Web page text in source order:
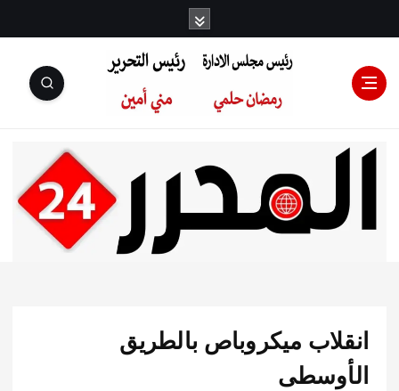
رئيس مجلس
الإدارة: رمضان
التحرير:مني أمين
ميكروباص بالطريق